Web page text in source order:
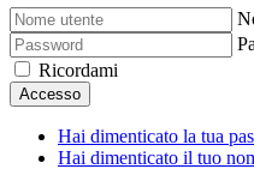
Ricordami
Accesso
Hai dimenticato la tua
Hai dimenticato il tuo